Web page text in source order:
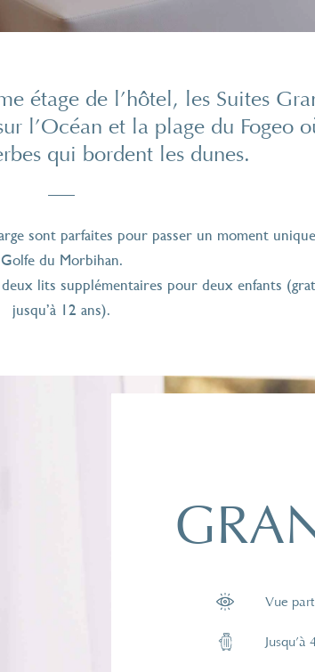
étage de l’hôtel, les Suites
l’Océan et la plage du Fogeo
qui bordent les dunes.
sont parfaites pour passer un moment
Golfe du Morbihan.
lits supplémentaires pour deux enfants
jusqu’à 12 ans).
Vue
Jusqu’à